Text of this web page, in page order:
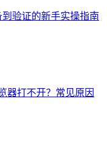
验证的新手实操指南
器打不开？常见原因